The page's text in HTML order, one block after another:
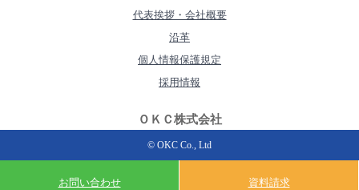
代表挨拶・会社概要
沿革
個人情報保護規定
採用情報
ＯＫＣ株式会社
© OKC Co., Ltd
お問い合わせ 資料請求